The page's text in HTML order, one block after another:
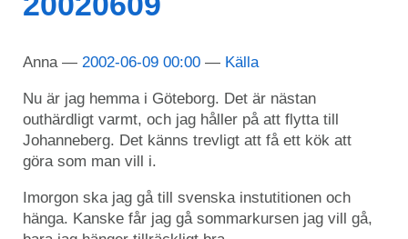
Anna 2002-06-09 00:00 Källa
Nu är jag hemma i Göteborg. Det är nästan
outhärdligt varmt, och jag håller på att flytta till
Johanneberg. Det känns trevligt att få ett kök att
göra som man vill i.
Imorgon ska jag gå till svenska instutitionen och
hänga. Kanske får jag gå sommarkursen jag vill gå,